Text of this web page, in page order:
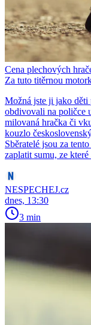
Cena plechových
Za tuto titěrnou
Možná jste ji jako děti
obdivovali na poličce
milovaná hračka či
kouzlo
Sběratelé jsou za
zaplatit sumu, ze
NESPECHEJ.cz
dnes, 13:30
3 min